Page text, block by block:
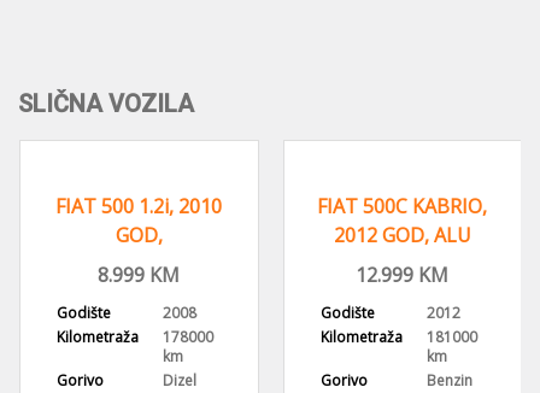
SLIČNA VOZILA
FIAT 500 1.2i, 2010
GOD,
REGISTROVAN,PANORAMA
8.999 KM
Godište
2008
Kilometraža
178000
km
Gorivo
Dizel
FIAT 500C KABRIO,
2012 GOD, ALU
FELGE, DIGITALNA
12.999 KM
Godište
2012
Kilometraža
181000
km
Gorivo
Benzin